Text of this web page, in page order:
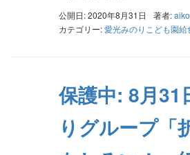
公開日: 2020年8月31日 著者:
カテゴリー:愛光みのりこども園給
保護中: 8月
りグループ「